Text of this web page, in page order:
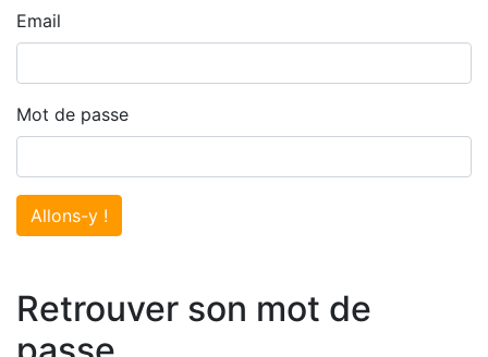
Email
Mot de passe
Allons-y !
Retrouver son mot de